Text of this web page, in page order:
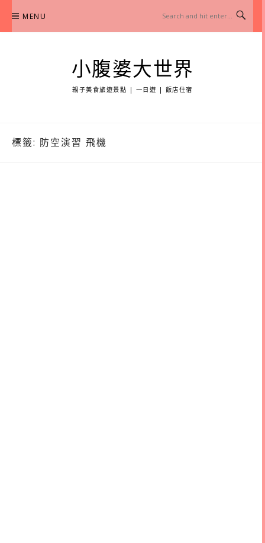
content
MENU
小腹婆大世界
親子美食旅遊景點 | 一日遊 | 飯店住宿
標籤: 防空演習 飛機